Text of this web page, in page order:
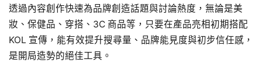
透過內容創作快速為品牌創造話題與討論熱度，無論是美
妝、保健品、穿搭、3C 商品等，只要在產品亮相初期搭配
KOL 宣傳，能有效提升搜尋量、品牌能見度與初步信任感，
是開局造勢的絕佳工具。